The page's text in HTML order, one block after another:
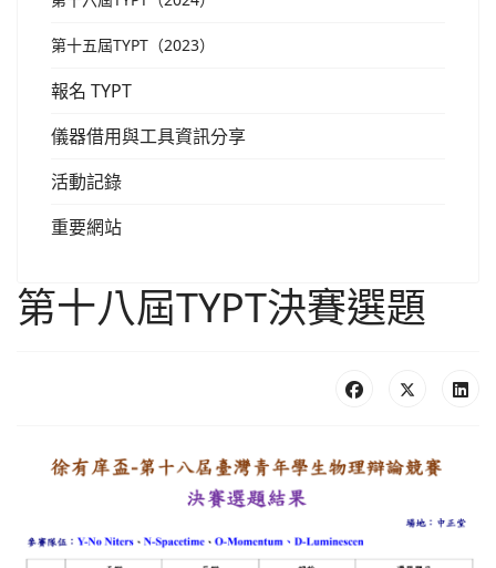
第十五屆TYPT（2023）
報名 TYPT
儀器借用與工具資訊分享
活動記錄
重要網站
第十八屆TYPT決賽選題